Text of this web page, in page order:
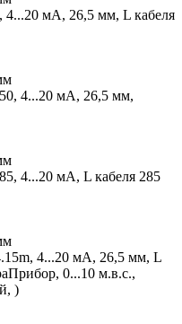
мА, 26,5 мм, L кабеля
4...20 мА, 26,5 мм,
4...20 мА, L кабеля 285
4...20 мА, 26,5 мм, L
0...10 м.в.с.,
)